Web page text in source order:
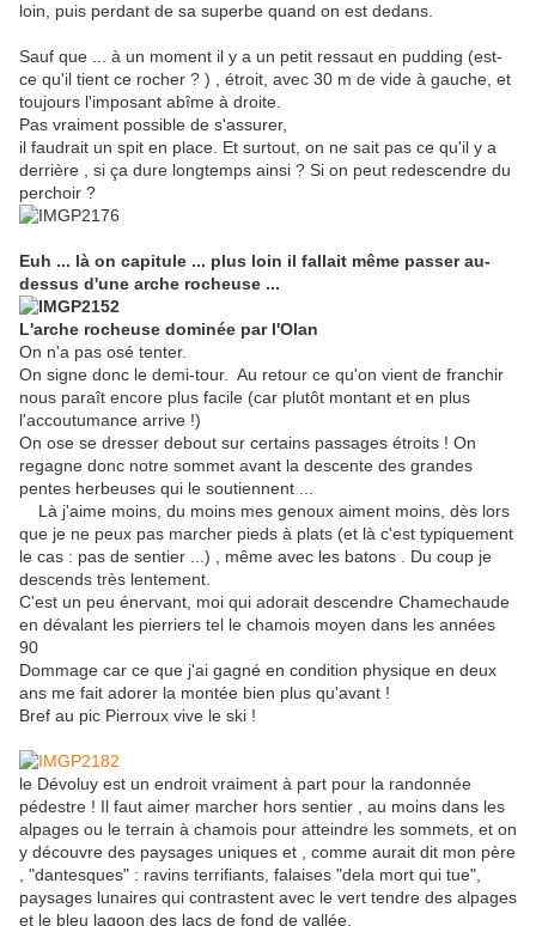
loin, puis perdant de sa superbe quand on est dedans.
Sauf que ... à un moment il y a un petit ressaut en pudding (est-
ce qu'il tient ce rocher ? ) , étroit, avec 30 m de vide à gauche, et
toujours l'imposant abîme à droite.
Pas vraiment possible de s'assurer,
il faudrait un spit en place. Et surtout, on ne sait pas ce qu'il y a
derrière , si ça dure longtemps ainsi ? Si on peut redescendre du
perchoir ?
Euh ... là on capitule ... plus loin il fallait même passer au-
dessus d'une arche rocheuse ...
L'arche rocheuse dominée par l'Olan
On n'a pas osé tenter.
On signe donc le demi-tour. Au retour ce qu'on vient de franchir
nous paraît encore plus facile (car plutôt montant et en plus
l'accoutumance arrive !)
On ose se dresser debout sur certains passages étroits ! On
regagne donc notre sommet avant la descente des grandes
pentes herbeuses qui le soutiennent ...
Là j'aime moins, du moins mes genoux aiment moins, dès lors
que je ne peux pas marcher pieds à plats (et là c'est typiquement
le cas : pas de sentier ...) , même avec les batons . Du coup je
descends très lentement.
C'est un peu énervant, moi qui adorait descendre Chamechaude
en dévalant les pierriers tel le chamois moyen dans les années
90
Dommage car ce que j'ai gagné en condition physique en deux
ans me fait adorer la montée bien plus qu'avant !
Bref au pic Pierroux vive le ski !
le Dévoluy est un endroit vraiment à part pour la randonnée
pédestre ! Il faut aimer marcher hors sentier , au moins dans les
alpages ou le terrain à chamois pour atteindre les sommets, et on
y découvre des paysages uniques et , comme aurait dit mon père
, "dantesques" : ravins terrifiants, falaises "dela mort qui tue",
paysages lunaires qui contrastent avec le vert tendre des alpages
et le bleu lagoon des lacs de fond de vallée.